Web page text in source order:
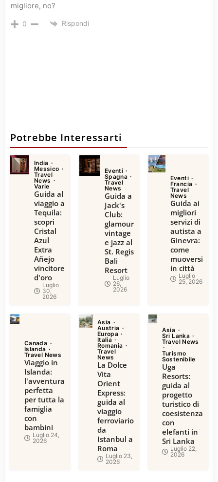
migliore, no?
0 Rispondi
Potrebbe Interessarti
India
Messico
Travel
News
Varie
Guida al
viaggio a
Tequila:
scopri
Cristal
Azul
Extra
Añejo
vincitore
d'oro
Luglio
30,
2026
Eventi
Spagna
Travel
News
Guida a
Jack's
Club:
glamour
vintage
e jazz al
St. Regis
Bali
Resort
Luglio
26,
2026
Eventi
Francia
Travel
News
Guida ai
migliori
servizi di
autista a
Ginevra:
come
muoversi
in città
Luglio
25, 2026
Canada
Islanda
Travel News
Viaggio in
Islanda:
l'avventura
perfetta
per tutta la
famiglia
con
bambini
Luglio 24,
2026
Asia
Austria
Europa
Italia
Romania
Travel
News
La Dolce
Vita
Orient
Express:
guida al
viaggio
ferroviario
da
Istanbul a
Roma
Luglio 23,
2026
Asia
Sri Lanka
Travel News
Turismo
Sostenibile
Uga
Resorts:
guida al
progetto
turistico di
coesistenza
con
elefanti in
Sri Lanka
Luglio 22,
2026